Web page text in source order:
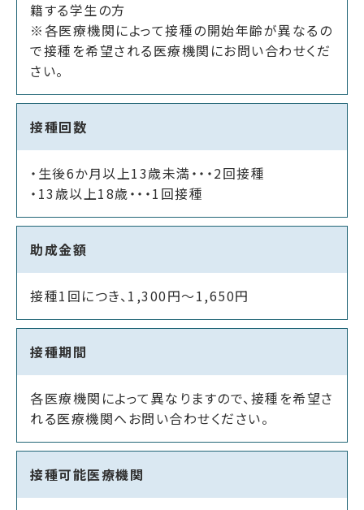
籍する学生の方
※各医療機関によって接種の開始年齢が異なるの
で接種を希望される医療機関にお問い合わせくだ
さい。
接種回数
・生後6か月以上13歳未満・・・2回接種
・13歳以上18歳・・・1回接種
助成金額
接種1回につき、1,300円～1,650円
接種期間
各医療機関によって異なりますので、接種を希望さ
れる医療機関へお問い合わせください。
接種可能医療機関